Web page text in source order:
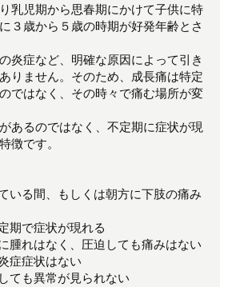
乳児期から思春期にかけて子供に特
３歳から５歳の時期が好発年齢とさ
炎症など、明確な原因によって引き
りません。そのため、成長痛は特定
ではなく、その時々で痛む場所が変
あるのではなく、不定期に症状が現
徴です。
いる間、もしくは朝方に下肢の痛み
期で症状が現れる
腫れはなく、圧迫しても痛みはない
症症状はない
ても異常が見られない